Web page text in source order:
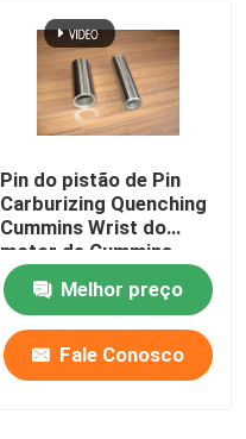
Pin do pistão de Pin
Carburizing Quenching
Cummins Wrist do
motor de Cummins
NT855
Melhor preço
Fale Conosco